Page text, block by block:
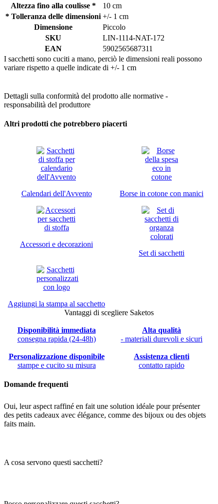
Altezza fino alla coulisse *
10 cm
* Tolleranza delle dimensioni +/- 1 cm
Dimensione
Piccolo
SKU
LIN-1114-NAT-172
EAN
5902565687311
I sacchetti sono cuciti a mano, perciò le dimensioni reali possono
variare rispetto a quelle indicate di +/- 1 cm
Dettagli sulla conformità del prodotto alle normative -
responsabilità del produttore
Altri prodotti che potrebbero piacerti
Calendari dell'Avvento Borse in cotone con manici
Accessori e decorazioni
Set di sacchetti
Aggiungi la stampa al sacchetto
Vantaggi di scegliere Saketos
Disponibilità immediata
consegna rapida (24-48h)
Alta qualità
- materiali durevoli e sicuri
Personalizzazione disponibile
stampe e cucito su misura
Assistenza clienti
contatto rapido
LIN-1114-NAT-172
Domande frequenti
Oui, leur aspect raffiné en fait une solution idéale pour présenter
des petits cadeaux avec élégance, comme des bijoux ou des objets
faits main.
set da 10 pezzi e dotati di una chiusura con doppio laccetto in
A cosa servono questi sacchetti?